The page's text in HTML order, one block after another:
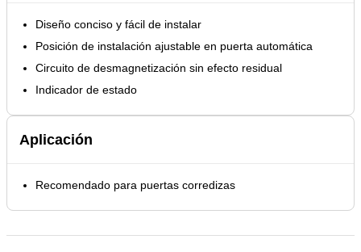
Diseño conciso y fácil de instalar
Posición de instalación ajustable en puerta automática
Circuito de desmagnetización sin efecto residual
Indicador de estado
Aplicación
Recomendado para puertas corredizas